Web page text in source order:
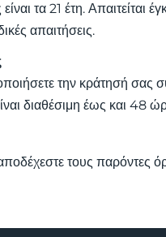
τα 21 έτη.
απαιτήσεις.
την κράτησή σας
διαθέσιμη έως και 48
τους παρόντες